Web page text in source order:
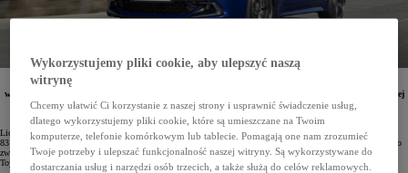
Liczba zarejestrowanych nowych Toyot od początku 2023 roku sięgnęła już 83 471 egz. Najczęściej
wybieranym modelem w Polsce i liderem rynku flotowego była Corolla. Klienci indywidualni chętniej
wybierali Toyotę Yaris Cross. Liczba rejestracji aut użytkowych Toyota Professional względem
analogicznego okresu roku ubiegłego wzrosła o 46%.
Liczba nowych Toyot, które od stycznia do listopada 2023 roku wyjechały na polskie drogi, sięgnęła już
83 471 egz. Wynik ten jest o 25% lepszy niż miało to miejsce w analogicznym okresie roku ubiegłego. Warto
zwrócić uwagę, że w międzyczasie cały polski rynek samochodów osobowych powiększył się o 13%. Udział
Toyoty w nim wynosi już 19,3%.
Wykorzystujemy pliki cookie, aby ulepszyć naszą
witrynę
Chcemy ułatwić Ci korzystanie z naszej strony i usprawnić świadczenie usług,
dlatego wykorzystujemy pliki cookie, które są umieszczane na Twoim
komputerze, telefonie komórkowym lub tablecie. Pomagają one nam zrozumieć
Twoje potrzeby i ulepszać funkcjonalność naszej witryny. Są wykorzystywane do
dostarczania usług i narzędzi osób trzecich, a także służą do celów reklamowych.